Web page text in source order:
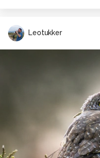
Leotukker